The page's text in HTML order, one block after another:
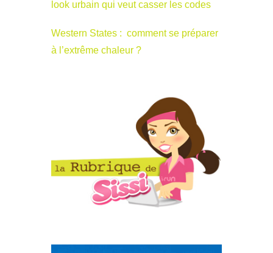
look urbain qui veut casser les codes
Western States : comment se préparer
à l’extrême chaleur ?